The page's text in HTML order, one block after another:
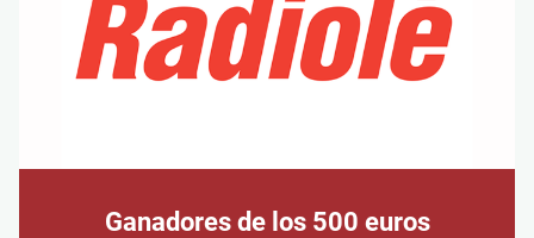
Ganadores de los 500 euros